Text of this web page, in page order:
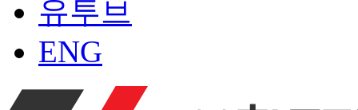
유투브
ENG